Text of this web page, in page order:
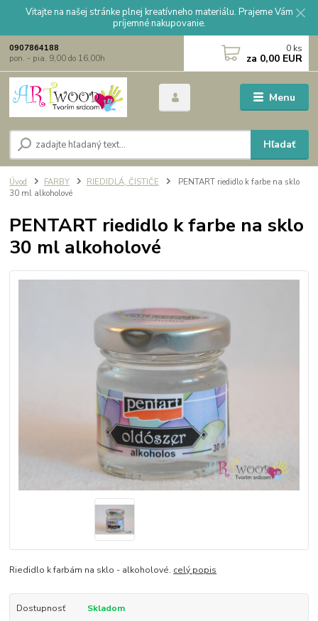
Vitajte na našej stránke plnej kreatívneho materiálu. Prajeme Vám
príjemné nakupovanie.
Menu
Hľadať
0907864188
pon. - pia. 9,00 do 16,00h
0 ks
za 0,00 EUR
Úvod FARBY RIEDIDLÁ, ČISTIČE
PENTART riedidlo k farbe na sklo
30 ml alkoholové
PENTART riedidlo k farbe na sklo
30 ml alkoholové
Riedidlo k farbám na sklo - alkoholové. celý popis
Dostupnosť Skladom